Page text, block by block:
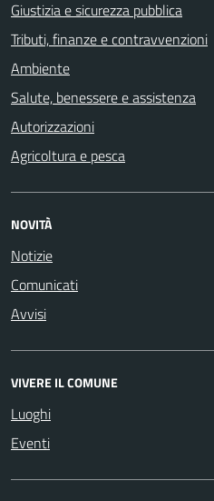
Giustizia e sicurezza pubblica
Tributi, finanze e contravvenzioni
Ambiente
Salute, benessere e assistenza
Autorizzazioni
Agricoltura e pesca
NOVITÀ
Notizie
Comunicati
Avvisi
VIVERE IL COMUNE
Luoghi
Eventi